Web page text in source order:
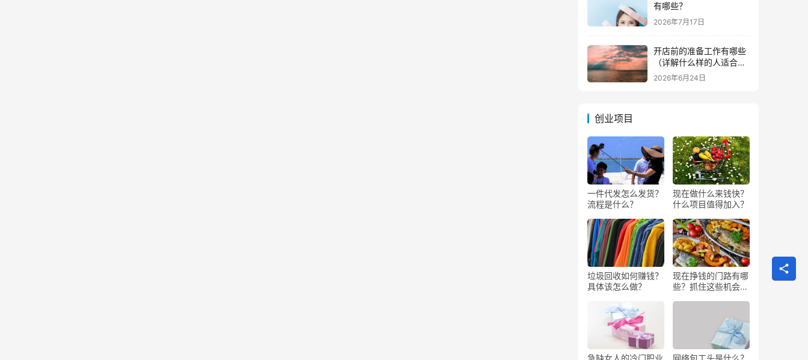
有哪些？
2026年7月17日
开店前的准备工作有哪些
（详解什么样的人适合做
生意）
2026年6月24日
创业项目
一件代发怎么发货？
流程是什么？
现在做什么来钱快？
什么项目值得加入？
垃圾回收如何赚钱？
具体该怎么做？
现在挣钱的门路有哪
些？抓住这些机会闷
急缺女人的冷门职业
网络包工头是什么？